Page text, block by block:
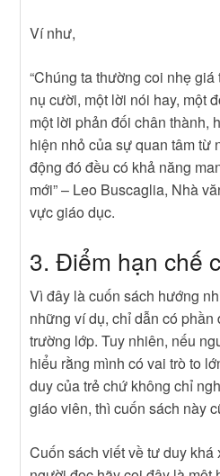
Ví như,
“Chúng ta thường coi nhẹ
nụ cười, một lời nói hay, một
một lời phản đối chân thành,
hiện nhỏ của sự quan tâm từ
động đó đều có khả năng
mới” – Leo Buscaglia, Nhà
vực giáo dục.
3. Điểm hạn chế
Vì đây là cuốn sách hướng
những ví dụ, chỉ dẫn có phần
trường lớp. Tuy nhiên, nếu
hiểu rằng mình có vai trò to
duy của trẻ chứ không chỉ
giáo viên, thì cuốn sách này
Cuốn sách viết về tư duy